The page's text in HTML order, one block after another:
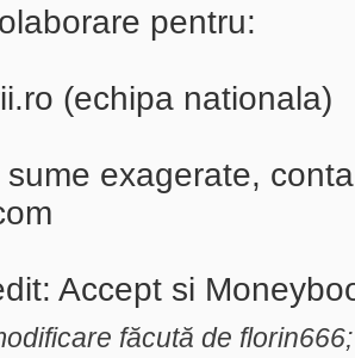
pentru:
(echipa nationala)
sume exagerate,
Accept si
făcută de